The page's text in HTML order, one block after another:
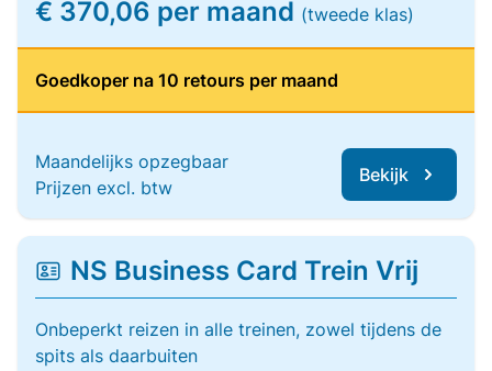
€ 370,06 per maand (tweede klas)
Goedkoper na 10 retours per maand
Maandelijks opzegbaar
Prijzen excl. btw
Bekijk
NS Business Card Trein Vrij
Onbeperkt reizen in alle treinen, zowel tijdens de
spits als daarbuiten